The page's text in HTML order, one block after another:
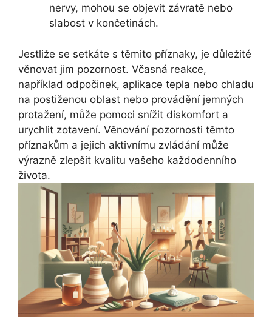
nervy, mohou se objevit závratě nebo
slabost v končetinách.
Jestliže se setkáte s těmito příznaky, je důležité
věnovat jim pozornost. Včasná reakce,
například odpočinek, aplikace tepla nebo chladu
na postiženou oblast nebo provádění jemných
protažení, může pomoci snížit diskomfort a
urychlit zotavení. Věnování pozornosti těmto
příznakům a jejich aktivnímu zvládání může
výrazně zlepšit kvalitu vašeho každodenního
života.